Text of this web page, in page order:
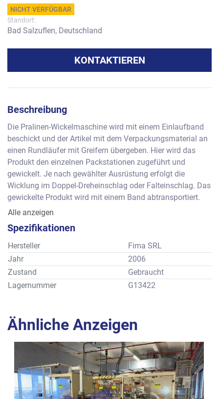
NICHT VERFÜGBAR
Standort:
Bad Salzuflen, Deutschland
KONTAKTIEREN
Beschreibung
Die Pralinen-Wickelmaschine wird mit einem Einlaufband
beschickt und der Artikel mit dem Verpackungsmaterial an
einen Rundläufer mit Greifern übergeben. Hier wird das
Produkt den einzelnen Packstationen zugeführt und
gewickelt. Je nach gewählter Ausrüstung erfolgt die
Wicklung im Doppel-Dreheinschlag oder Falteinschlag. Das
gewickelte Produkt wird mit einem Band abtransportiert.
Leistung:
- ca. 8 bis 50 mm Breite – 15 bis 100 mm Länge und 4 bis
45 mm Höhe. Bei einem Würfel 19 x 19 x 19 mm.
Die Maschine wurde für folgende Wicklungen und Formate
genutzt:
rechteckige Pralinen für Falteneinschlag mit ca. 19 x 19 x
19 mm und Doppeltwist mit ca. 19 x 30 x 19 mm.
Herstellers.
Alle anzeigen
Spezifikationen
Hersteller
Fima SRL
Jahr
2006
Zustand
Gebraucht
Lagernummer
G13422
Ähnliche Anzeigen